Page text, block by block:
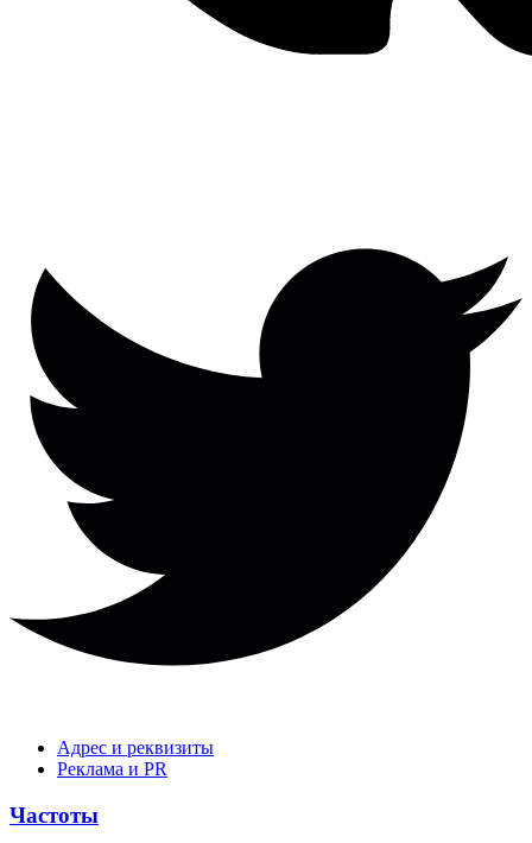
Адрес и реквизиты
Реклама и PR
Частоты